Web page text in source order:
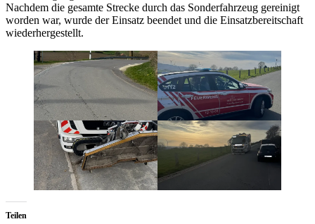
Nachdem die gesamte Strecke durch das Sonderfahrzeug gereinigt
worden war, wurde der Einsatz beendet und die Einsatzbereitschaft
wiederhergestellt.
Teilen